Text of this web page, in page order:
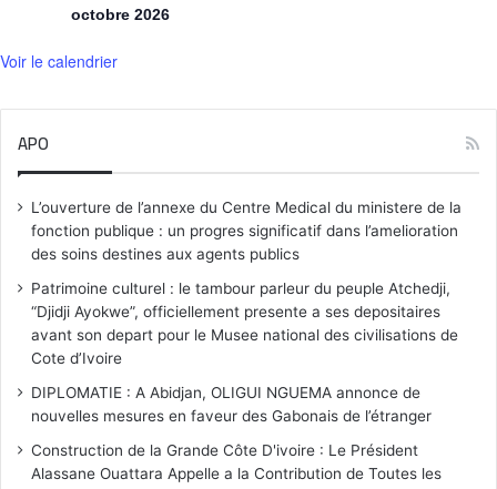
octobre 2026
Voir le calendrier
APO
L’ouverture de l’annexe du Centre Medical du ministere de la
fonction publique : un progres significatif dans l’amelioration
des soins destines aux agents publics
Patrimoine culturel : le tambour parleur du peuple Atchedji,
“Djidji Ayokwe”, officiellement presente a ses depositaires
avant son depart pour le Musee national des civilisations de
Cote d’Ivoire
DIPLOMATIE : A Abidjan, OLIGUI NGUEMA annonce de
nouvelles mesures en faveur des Gabonais de l’étranger
Construction de la Grande Côte D'ivoire : Le Président
Alassane Ouattara Appelle a la Contribution de Toutes les